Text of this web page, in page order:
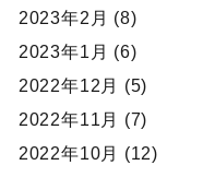
2023年2月 (8)
2023年1月 (6)
2022年12月 (5)
2022年11月 (7)
2022年10月 (12)